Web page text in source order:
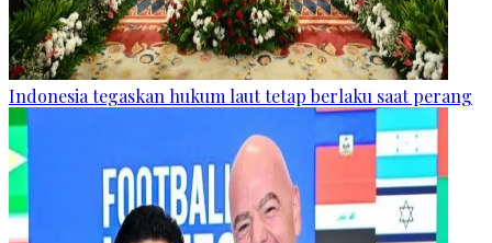
Indonesia tegaskan hukum laut tetap berlaku saat perang